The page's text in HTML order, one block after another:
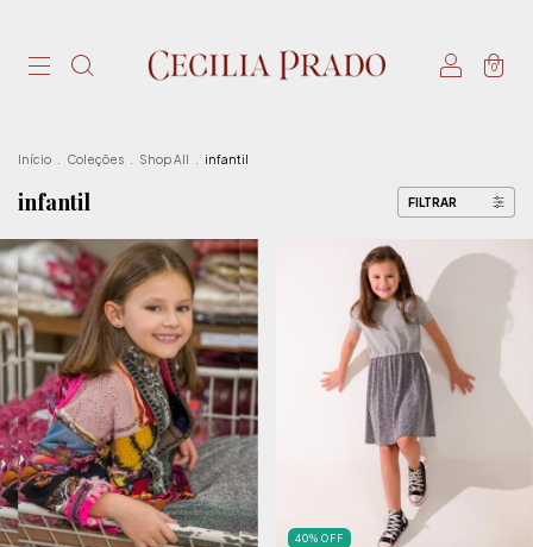
0
Início Coleções Shop All infantil
infantil FILTRAR
40% OFF